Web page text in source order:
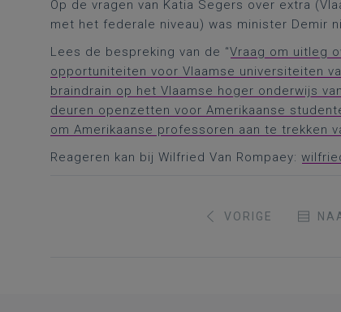
Op de vragen van Katia Segers over extra
met het federale niveau) was minister Demir
Lees de bespreking van de “Vraag om uitleg
opportuniteiten voor Vlaamse universiteiten
braindrain op het Vlaamse hoger onderwijs
deuren openzetten voor Amerikaanse
om Amerikaanse professoren aan te trekken
Reageren kan bij Wilfried Van Rompaey:
VORIGE